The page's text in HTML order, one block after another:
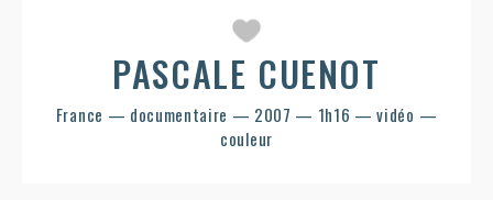
PASCALE CUENOT
France — documentaire — 2007 — 1h16 — vidéo —
couleur